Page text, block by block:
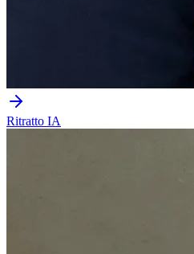
Ritratto IA